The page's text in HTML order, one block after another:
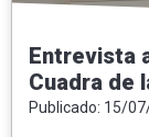
Entrevista
Cuadra de
necesita
Publicado: 15/